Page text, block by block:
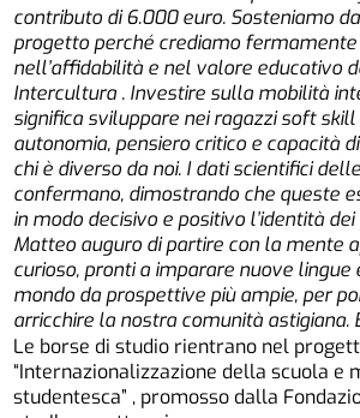
contributo di6.000 euro. Sosteniamo
progetto perché crediamo fermamente
nell’affidabilità e nel valore educativo
Intercultura . Investire sulla mobilità
significa sviluppare nei ragazzi soft skill
autonomia, pensiero critico e capacità di
chi è diverso da noi. I dati scientifici delle
confermano, dimostrando che queste
in modo decisivo e positivo l’identità dei
Matteo auguro di partire con la mente
curioso, pronti a imparare nuove lingue
mondo da prospettive più ampie, per
arricchire la nostra comunità astigiana.
Le borse di studio rientrano nel
“Internazionalizzazione della scuola e
studentesca” , promosso dalla